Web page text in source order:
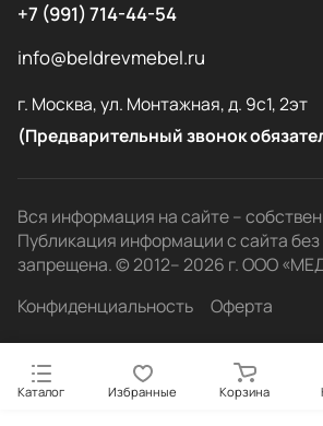
+7 (991) 714-44-54
info@beldrevmebel.ru
г. Москва, ул. Монтажная, д. 9с1, 2эт
(Предварительный звонок
Вся информация на сайте –
Публикация информации с сайта
запрещена. © 2012– 2026 г. ООО
Конфиденциальность
Оферта
Каталог Избранные Корзина